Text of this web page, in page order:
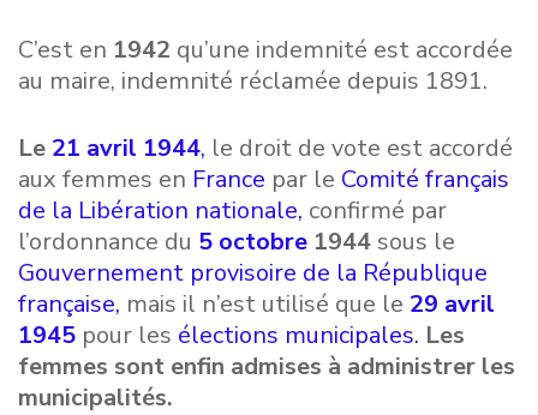
C’est en 1942 qu’une indemnité est accordée
au maire, indemnité réclamée depuis 1891.
Le 21 avril 1944, le droit de vote est accordé
aux femmes en France par le Comité français
de la Libération nationale, confirmé par
l’ordonnance du 5 octobre 1944 sous le
Gouvernement provisoire de la République
française, mais il n’est utilisé que le 29 avril
1945 pour les élections municipales. Les
femmes sont enfin admises à administrer les
municipalités.